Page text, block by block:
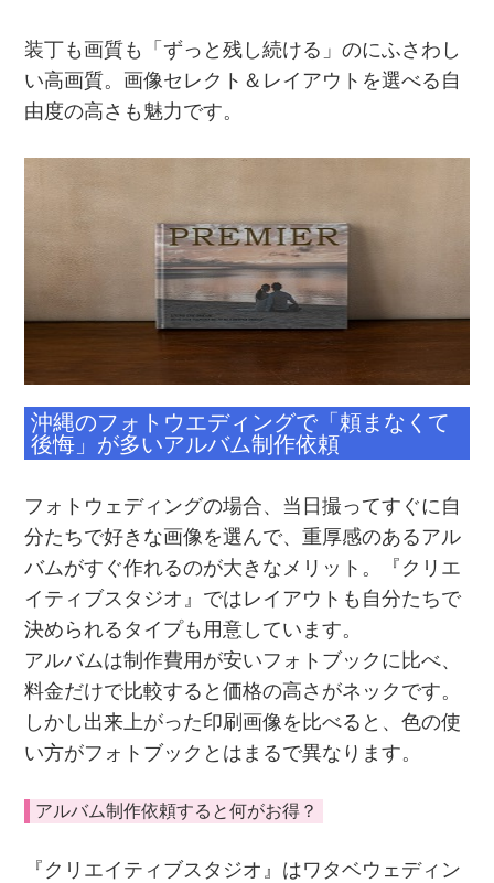
装丁も画質も「ずっと残し続ける」のにふさわし
い高画質。画像セレクト＆レイアウトを選べる自
由度の高さも魅力です。
沖縄のフォトウエディングで「頼まなくて
後悔」が多いアルバム制作依頼
フォトウェディングの場合、当日撮ってすぐに自
分たちで好きな画像を選んで、重厚感のあるアル
バムがすぐ作れるのが大きなメリット。『クリエ
イティブスタジオ』ではレイアウトも自分たちで
決められるタイプも用意しています。
アルバムは制作費用が安いフォトブックに比べ、
料金だけで比較すると価格の高さがネックです。
しかし出来上がった印刷画像を比べると、色の使
い方がフォトブックとはまるで異なります。
アルバム制作依頼すると何がお得？
『クリエイティブスタジオ』はワタベウェディン